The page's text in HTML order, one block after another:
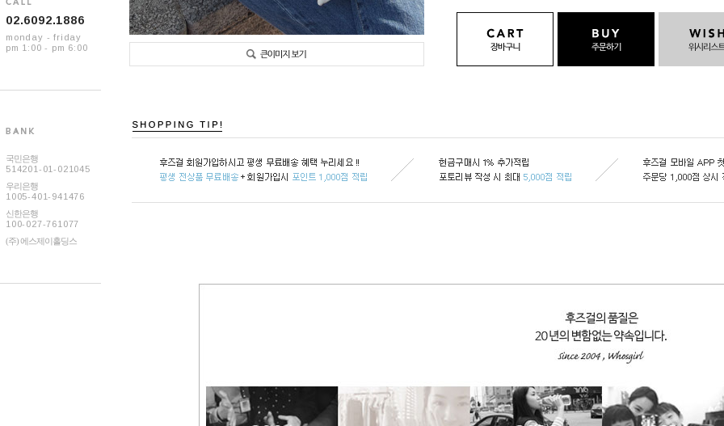
02.6092.1886
monday - friday
pm 1:00 - pm 6:00
국민은행
514201-01-021045
우리은행
1005-401-941476
신한은행
100-027-761077
(주) 에스제이홀딩스